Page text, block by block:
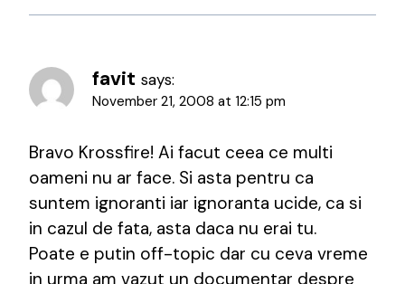
favit says:
November 21, 2008 at 12:15 pm
Bravo Krossfire! Ai facut ceea ce multi
oameni nu ar face. Si asta pentru ca
suntem ignoranti iar ignoranta ucide, ca si
in cazul de fata, asta daca nu erai tu.
Poate e putin off-topic dar cu ceva vreme
in urma am vazut un documentar despre